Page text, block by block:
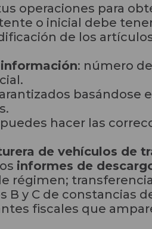
operaciones para
o inicial debe
de los
: número
basándose
hacer las
de vehículos de
informes de
régimen;
B y C de constancias
fiscales que